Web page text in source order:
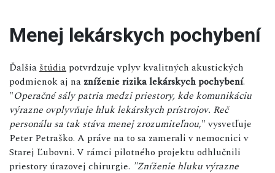
Menej lekárskych pochybení
Ďalšia štúdia potvrdzuje vplyv kvalitných akustických
podmienok aj na zníženie rizika lekárskych pochybení.
"Operačné sály patria medzi priestory, kde komunikáciu
výrazne ovplyvňuje hluk lekárskych prístrojov. Reč
personálu sa tak stáva menej zrozumiteľnou," vysvetľuje
Peter Petraško. A práve na to sa zamerali v nemocnici v
Starej Ľubovni. V rámci pilotného projektu odhlučnili
priestory úrazovej chirurgie. "Zníženie hluku výrazne